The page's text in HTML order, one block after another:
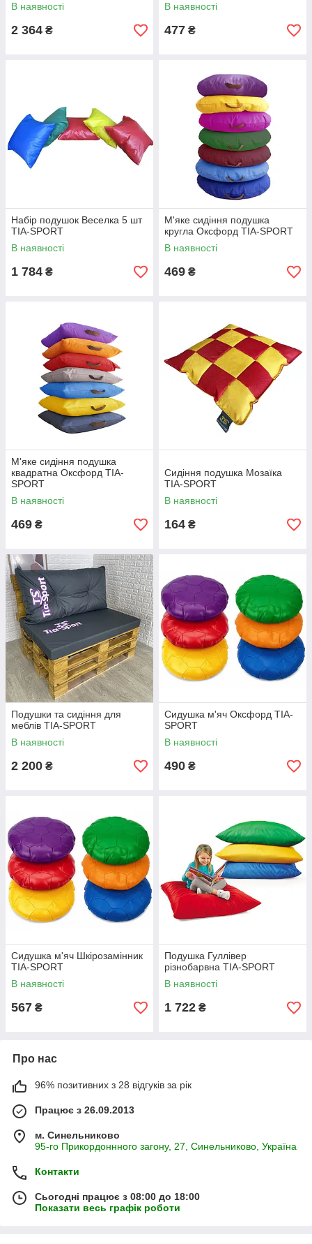
В наявності
2 364 ₴
В наявності
477 ₴
Набір подушок Веселка 5 шт
TIA-SPORT
В наявності
1 784 ₴
М'яке сидіння подушка
кругла Оксфорд TIA-SPORT
В наявності
469 ₴
М'яке сидіння подушка
квадратна Оксфорд TIA-
SPORT
В наявності
469 ₴
Сидіння подушка Мозаїка
TIA-SPORT
В наявності
164 ₴
Подушки та сидіння для
меблів TIA-SPORT
В наявності
2 200 ₴
Сидушка м'яч Оксфорд TIA-
SPORT
В наявності
490 ₴
Сидушка м'яч Шкірозамінник
TIA-SPORT
В наявності
567 ₴
Подушка Гуллівер
різнобарвна TIA-SPORT
В наявності
1 722 ₴
Про нас
96% позитивних з 28 відгуків за рік
Працює з 26.09.2013
м. Синельниково
95-го Прикордоннного загону, 27, Синельниково, Україна
Контакти
Сьогодні працює з 08:00 до 18:00
Показати весь графік роботи